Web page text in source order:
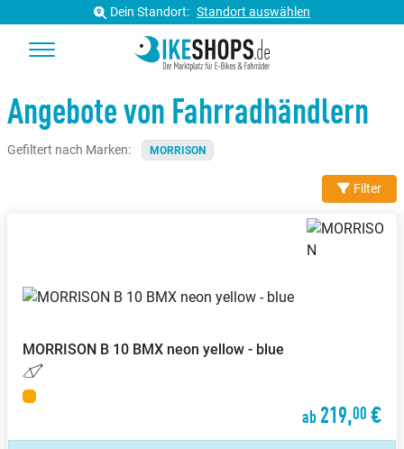
Dein Standort: Standort auswählen
Angebote von Fahrradhändlern
Gefiltert nach Marken: MORRISON
Filter
MORRISON B 10 BMX neon yellow - blue
ab 219,00 €